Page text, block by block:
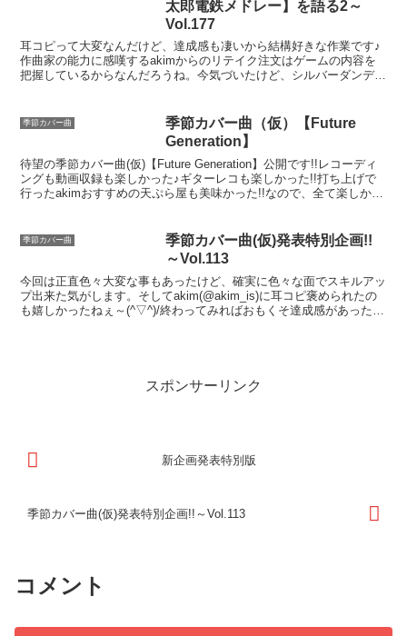
太郎電鉄メドレー】を語る2～
Vol.177
耳コピって大変なんだけど、達成感も凄いから結構好きな作業です♪
作曲家の能力に感嘆するakimからのリテイク注文はゲームの内容を
把握しているからなんだろうね。今気づいたけど、シルバーダンディ
季節カバー曲
季節カバー曲（仮）【Future
Generation】
待望の季節カバー曲(仮)【Future Generation】公開です!!レコーディ
ングも動画収録も楽しかった♪ギターレコも楽しかった!!打ち上げで
行ったakimおすすめの天ぷら屋も美味かった!!なので、全て楽しかっ
季節カバー曲
季節カバー曲(仮)発表特別企画!!
～Vol.113
今回は正直色々大変な事もあったけど、確実に色々な面でスキルアッ
プ出来た気がします。そしてakim(@akim_is)に耳コピ褒められたの
も嬉しかったねぇ～(^▽^)/終わってみればおもくそ達成感があったの
スポンサーリンク
新企画発表特別版
季節カバー曲(仮)発表特別企画!!～Vol.113
コメント